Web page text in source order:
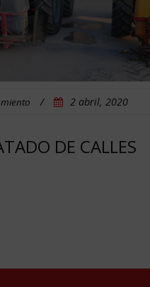
/ 2 abril, 2020
DE CALLES